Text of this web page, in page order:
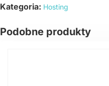
Kategoria: Hosting
Podobne produkty